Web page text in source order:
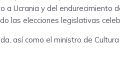
Ucrania y del endurecimiento
las elecciones legislativas
así como el ministro de